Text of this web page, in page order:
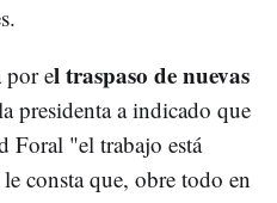
por el traspaso de nuevas
presidenta a indicado que
Foral "el trabajo está
consta que, obre todo en